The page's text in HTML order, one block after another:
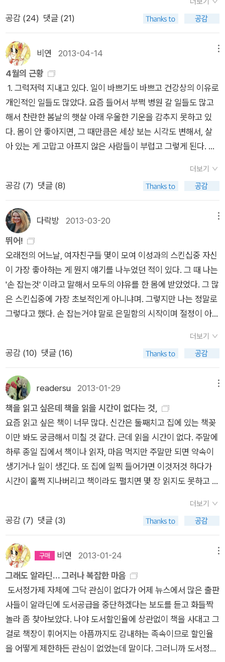
두 사람 모두 자유롭게 될 것이다. 의심과 헛된 모욕으로부터 멀
어지게 될 것이다. 일상으로부터, 반복되는 의식의 중압감으로부
터, 질투로부터, 한없이 길어지는 불안하고 불쾌한 전화의 침묵으
로부터, 그리고 이별로부터 두 사람은 해방될 수 있을 것이다. (1
86쪽) 두 연인을 죽음으로 이끈 교통사고와 두 사람의 관계를 밝
혀나가는 미스터리로 시작된 이 소설은 점차 베스포르와 로베나,
두 사람의 불안에 뿌리내린 새로운 형태의 사랑을 향해 뻗어나간
다. 안개 속에 침잠하는 미스터리에서 아찔하고 선명한 두 연인의
에로티시즘으로 옮겨가는 순간 독자들은 더없이 슬픈 비극을 경
험하게 된다. 그리고 유럽회의에 소속된 베스포르의 미스터리한
행적, 로베나와 그의 여자친구 리자 블룸베르크의 미묘한 관계,
초현실적 분위기를 자아내는 베스포르의 꿈 이야기, 그리고 결정
적으로 그들이 클라이언트와 콜걸이 될 수밖에 없었던 이유와 두
점차 하나의 완성된 그림을 만들어간다. 사건에 관해서나 두 사람
의 관계에 관해서 시종일관 자욱한 안개에 휩싸인 듯 좀체 답을
제시하지 않는 이 소설을 통해 이스마일 카다레가 말하고자 하는
사랑의 모습 역시 이러한 것이 아니었을까. 그는 손끝에 스치면서
도 잡히지 않는, 명확한 진실을 통해 결코 설명될 수 없이 난해하
고 기이한 리듬으로 흐르며 우리를 뿌연 안개 속에 몰아넣는 것,
존재하는지 존재하지 않는지조차 알 수 없고 그 형태를 규정할 수
도 없는 것이 사랑이라고 말하고 싶었던 것일지도 모른다. 베스포
두 사람은 영원히 이별을 하지 않기 위해 행한 그 선택으로 인해
결국 영원히 이별하게 되는 것일지도. 그 때문에 이 소설은 미스
터리에 빠진 사건과 조금은 위태로운 사랑을 했던 두 연인의 불안
을 추적하는 어느 조사원의 조서調書이자, 사고처럼 시작되었고
결국 비극적인 사고로 사라져버린 두 사람의 사랑을 향한, 우리의
아련한 사랑에 작가가 보내는 한 편의 슬픈 조서弔書로도 읽힐
수 있을 것이다. 끊임없이 고전을 탐독하는 작가 이스마일 카다레
가 보물처럼 숨겨놓은 작품 속의 메타포, 『돈키호테』부터 ‘오르페
우스와 에우리디케’까지… 이스마일 카다레는 작가로 데뷔한 지
오십 년 가까이 지난 지금까지도 끊임없이 고전을 탐독한다고 알
려져 있다. 작가의 독서 경향이 작품에 영향을 미쳤기 때문인지
그는 고대 신화 및 고전의 원형에 뿌리를 두고 베일에 싸인 알바
니아의 특수한 기억과 전통에 보편성을 부여하는 작품들을 주로
품에 생명력을 불어넣는다. 베스포르의 불안한 심리상태를 조명
하기 위해 세르반테스의 소설 『돈키호테』에 등장하는 안셀모와
카밀라, 로타리오의 이야기를 직접적으로 인용하면서 긴장감을
더하는가 하면, 그리스 신화 ‘오르페우스와 에우리디케’의 이야기
를 재해석하며 베스포르와 로베나의 위험한 선택에 관해 묘사한
다. 카다레는 이와 같은 장치들을 통해 새로운 형태의 사랑의 가
능성에 대해 탐구하는 한편, 사랑이 존재하는가에 대한 근원적인
질문을 던지고 있다. 그는 이번 작품을 통해 그의 조국인 알바니
는 셈이다. 카다레의 작품에서 독서의 우선순위를 정하자면 어떻
되었으며, 그런 것들에서 어떤 자유로움을 느꼈다고 할까. 그래서
이 영화를 '봤다'는 기억만 존재할 뿐 이 영화의 내용에 대한 어떤
것도 생각나질 않았다. 그래서 그 다음 시리즈인 비포 선셋과 비
포 미드나잇에도 무덤덤했다. 다만,언젠가 한 번은 이 영화를 다
시봐야겠다는 생각은 했더랬다. 전(前)연애에서, '이 영화 시리즈
를 언제고 함께 다시보자' 하고 얘기했던 기억이 나는데, 그러나
대체적으로 무언가 함께 하자는 약속들이 불발되는 것처럼, 그 약
속 역시 그랬다. 뭐, 이래저래 구질구질하게 여기까지 썼는데, 그
래서 무슨 말이 하고싶은거냐, 하면, 나는 이걸 그래서 어제 봤다
는 거다!!! 혼자서!!! 크- 와인을 마시면서!!! 굿 다운로더로!!!!보면
서 생각했다. 아, 이 영화가 괜히 시리즈로 만들어지는 게 아니구
나, 충분히 사랑받을 영화로구나, 하고.이 영화를 보지 않은 사람
조차도 아마 이 영화의 줄거리만큼은 알텐데, 간단하다. 여행하는
하루를 온통 같이 보내며 사랑에 빠진다. 사랑에 빠지는 당시의
여자와 남자의 나이는 이십대 초반이며, 학생이다. 남자는 마드리
드에 있는 여자친구를 만나러 갔다가 헤어지고 오는 길이고, 여자
는 할머니랑 여행하고난 뒤 집으로 돌아가는 길이다. 그들은 기차
안에서 우연히 만나 대화를 시작하게 되고, 충동적으로 오스트리
아의 비엔나에 내려 하루를 온통 같이 보낸다. 어린 시절에 대한
이야기와 앞으로의 삶에 대한 이야기, 좋아하는 것과 싫어하는 것
들에 대한 이야기와 연애에 대한 이야기 가정에 대한 이야기까지.
매력적이었다. 자신이 살고 있는 곳이 아닌, 다른 곳에 있는 사람
들에 대해서도 관심이 많고, 자기 자신에 대해서도 생각할 줄 알
하다. 남자주인공은 그런 여자에게 아마도 'super smart'라고 했
던 것 같다. 이 여자가 앞으로 어떤 삶을 살지 잔뜩 기대하게 되더
라. 여자는 자신을 '노파'에 비유하는데 남자는 자신을 '아직도 어
린 꼬맹이'에 비유하는 게 인상깊다. 여자는 미래지향적인데 남자
는 미래를 두려워한달까. 이렇게 서로 많이 다른데도 밤이 새도록
이야기를 나눌 수 있다니, 얼마나 근사한가! 중간에 전시회 포스
터를 보며 여자가 화가와 그림에 대해 감상을 얘기할 때, 내가 남
자라면 아마도 그때 사랑에 빠지지 않았을까, 하는 생각을 했다.
나로서는 도무지 이해불가인 그림을 보며 나직하게 자신의 감상
을 얘기할 수 있는 사람이라니. 사람은 자신과 비슷한 성향을 가
진 사람에게도 끌리지만, 자신과 다른 성향을 가진 사람에게도 끌
리니까. 내가 볼 줄 모르는 그림에 대해 내게 멋지게 감상을 얘기
해줄 수 있는 사람이라면, 어쩐지 흔들흔들, 흔들리다 훅- 넘어가
버릴 것만 같다. 잔디밭에서 같이 와인을 마시고 나란히 누워 여
전히 이야기를 하는 것도 좋았지만, 뭐니뭐니해도 압권은 까페에
서의 전화 씬이 아닌가 싶다. 서로를 앞에 두고 서로에 대한 얘기
를 자신의 친구에게 이야기한다는 설정인데, 오글거리면서도 정
답다. 이 젊은이들의 솔직함에 자꾸 웃게된다. 그래, 이런 사랑은
바로 지금이 아니라면 할 수 없어! 설사 이것이 '사랑'이 아니라해
공감 (24) 댓글 (21)
비연 2013-04-14
4월의 근황
1. 그럭저럭 지내고 있다. 일이 바쁘기도 바쁘고 건강상의 이유로
개인적인 일들도 많았다. 요즘 들어서 부쩍 병원 갈 일들도 많고
해서 찬란한 봄날의 햇살 아래 우울한 기운을 감추지 못하고 있
다. 몸이 안 좋아지면, 그 때만큼은 세상 보는 시각도 변해서, 살
아 있는 게 고맙고 아프지 않은 사람들이 부럽고 그렇게 된다. 상
면 삶과 죽음, 안락과 고통 정도로 조명하게 된다. 물론 이게 무사
히 넘어가면 또 여느 때 처럼 치고 받고 물고 뜯고 고민하고 화내
고 그러겠지만. 그런 게 인간이겠지... 싶다. 2. 오랜만에 알라딘
을 들어오니 몇 가지 변화가 보인다. 카테고리에 있는 저 큰 글씨
는 무엇이란 말인가. 내가 폰트 조정을 잘못 해둔 줄 알고 깜짝 놀
랐다. 좀 어색하기도 하고. 그리고 글 밑에 [공감하기] 라든가 [찜
하기] 라든가 [보내기] 라든가 하는 기능들도 생겼네. 생겼다기보
다는 기존에 있던 단어들을 손댄 수준이긴 하다. 오랜만에 들어와
남의 글 아래 [공감하기]를 꾸욱 눌러본다... [추천]보다 [공감하
기]가 좀 정감있게 다가오기는 한다. 3. 오늘 아침 깨보니 구본형
씨가 죽었다는 기사가 떠 있었다. 59세. 폐암이라고 한다. 워낙
유명한 사람이라 깜짝 놀랐다. 물론 난, 이 분의 글을 한번도 제대
로 읽어본 적은 없는 것 같다.. 그렇지만, 세상에 멘토 찾기가 어
없이 하던 분이라는 건 알고 있었다. 너무 아까운 나이에, (이 정
도면 요절 수준이다) 큰 병으로 돌아가셔서 마음이 아팠다. 사람
의 삶은 참 덧없구나. 있다가도 없고 없다가도 있는 것.
4. 어제 그제는 집에서 책을 보았다. 내가 좋아라 하는 데
니스 루헤인의 켄지 & 제나로 시리즈 마지막 편인 '문라이트 마
일'과 이스마일 카다레의 '사고'. '문라이트 마일'은 기존의 켄지 &
제나로 시리즈의 내용에서 많이 벗어나 있지 않았다. 다만 그들이
늙었고 결혼을 했고 아이가 있고.. 그래서 지쳤고 보호해야 할 대
하는 것을 좋아하기 때문에 (주인공들이 나와 함께 늙어가고 생
각이 진화하고...) 나쁘지 않았지만, 그렇게 일상에 안착하게 되는
있는 걸까. 삶에 지치고 삶에 편하게 머무르고 싶고... 이런 걸.
이스마일 카다레의 작품은 중간 정도 읽었다. 흔한 사람
얘길 어렵게 쓴 것 같기도 하고 어쩌면 대단한 비밀이 마지막에
빵 터질 것 같기도 한... 이스마일 카다레 다운 소설이다. 이 작가
의 소설은 재미가 있지는 않은데 이상하게 자꾸 보게 된다. 특이
하기도 하고, 중간중간 보여지는 삶에 대한 관점들이 날카롭기도
해서인 듯. 암튼, 지금 이걸 보고 있다. 5. 바람은 많이 불어도 봄
은 봄이다. 곳곳에 개나리며 벚꽃이며 진달래가 만개해 있다. 훌
더보기
공감 (7) 댓글 (8)
다락방 2013-03-20
뛰어!
오래전의 어느날, 여자친구들 몇이 모여 이성과의 스킨십중 자신
이 가장 좋아하는 게 뭔지 얘기를 나누었던 적이 있다. 그 때 나는
'손 잡는것' 이라고 말해서 모두의 야유를 한 몸에 받았었다. 그 많
은 스킨십중에 가장 초보적인게 아니냐며. 그렇지만 나는 정말로
그렇다고 했다. 손 잡는거야 말로 은밀함의 시작이며 절정이 아닐
는 자리에서 둘만 알아채게 탁자 밑으로 잡으면 그것대로, 둘만이
있을 때 잡으면 또 그것대로. 그리고 나는 오래전의 내 생각을 여
전히 바꾸지 않았음을 이 영화를 보고 알게됐다.영화속에서 여자
는 남자의 손을 잡는다. 다른 좀비들이 모두 보는 앞에서. 이 행위
에 손을 잡힌 남자도 놀라고 그를 보는 좀비들도 놀란다. 그들은
그 뒤로 자신들도 예전에, 살아있는 인간이었을 때 손을 잡았던
기억들을 떠올린다. 그리고 그들의 심장을 뛰게 하는 건 바로 그
기억이다. 손을 잡았던 그 때를 떠올리는 순간, 쿠쿵- 심장이 살아
나기 시작했다.영화가 생각보다 괜찮아서 놀랐다. 구석구석 물론
유치하고 어설픈 부분이 있었지만, 뭐 그쯤이야 하고 웃어넘길 수
있을 정도로 재미있었다. 오, 이게 이렇게 재미있다니! 게다가 이
젊은 좀비는 심장도 뛰지 않으면서 아이팟 대신 낡은 엘피를 듣는
다. 영화의 초반부터 그가 듣는 음악이 좋아서, 나는 부랴부랴 가
치기 ▼ Every time I think of you I always catch my breat
h And I'm still standing here and you're miles away And
I'm wondering why you left And there's a storm that's rag
ing Through my frozen heart tonight I hear your name in
certain circles And it always makes me smile I spend my t
ime thinking about you And it's almost driving me wild An
d there's a heart that's breaking down this long-distance
line tonight I ain't missing you at all Since you've been go
더보기
공감 (10) 댓글 (16)
readersu 2013-01-29
책을 읽고 싶은데 책을 읽을 시간이 없다는 것,
요즘 읽고 싶은 책이 너무 많다. 신간은 둘째치고 집에 있는 책꽂
이만 봐도 궁금해서 미칠 것 같다. 근데 읽을 시간이 없다. 주말에
하루 종일 집에서 책이나 읽자, 마음 먹지만 주말만 되면 약속이
생기거나 일이 생긴다. 또 집에 일찍 들어가면 이것저것 하다가
시간이 훌쩍 지나버리고 책이라도 펼치면 몇 장 읽지도 못하고 쿨
날 슬프게 한다.(핑계라구욧?-.-;;) 암튼, 그래서 뭐가 그렇게나
읽고 싶냐고? 이 책, 『바람의 그림자』, 절판된 책이 신간으로 나
왔을 때 사두었건만, 못 읽고 있었다. 근데 출판사 바꿔 다시 나왔
다. 이 책이 이상하게 며칠 전부터 계속 눈에 들어온다. 책꽂이에
꽂힌 것도 아니고 책 쌓아둔 곳 젤 아래에 누워 있는 책인데. 그
많은 책들을 뒤로 하고 유독 이 책만 자꾸 눈에 들어온다. 읽고 싶
다, 읽고 싶다, 하면서도 차마 꺼내지를 못하고 있다. 왜냐, 지금
읽고 있는 책이 너무 많기 때문이다. 무슨 책을 읽고 있냐고? 이
책이다. 이스마일 카다레의 『사고』를 읽고 있다. 이 책은 지난
주 독서 모임의 토론 도서였다. 미루다 미루다 토론 전날에야 책
을 펼쳐 읽었는데 다들 뭔 소리인지 모르겠다, 어렵다, 고 하는데
더보기
공감 (7) 댓글 (3)
비연 2013-01-24
그래도 알라딘... 그러나 복잡한 마음
도서정가제 자체에 그닥 관심이 없다가 어제 뉴스에서 많은 출판
사들이 알라딘에 도서공급을 중단하겠다는 보도를 듣고 화들짝
놀라 좀 찾아보았다. 나야 도서할인율에 상관없이 책을 사대고 그
걸로 책장이 휘어지는 아픔까지도 감내하는 족속이므로 할인율
을 어떻게 제한하든 관심이 없었는데 말이다. 그러니까 도서정가